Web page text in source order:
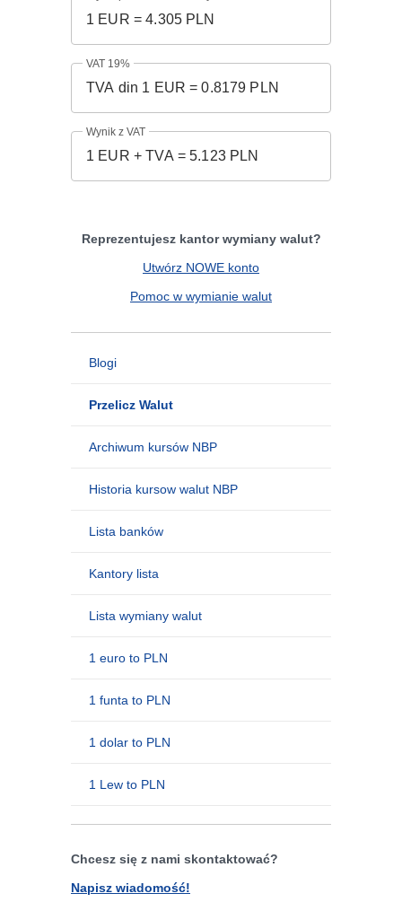
VAT 19%
Wynik z VAT
Reprezentujesz kantor wymiany walut?
Utwórz NOWE konto
Pomoc w wymianie walut
Blogi
Przelicz Walut
Archiwum kursów NBP
Historia kursow walut NBP
Lista banków
Kantory lista
Lista wymiany walut
1 euro to PLN
1 funta to PLN
1 dolar to PLN
1 Lew to PLN
Chcesz się z nami skontaktować?
Napisz wiadomość!